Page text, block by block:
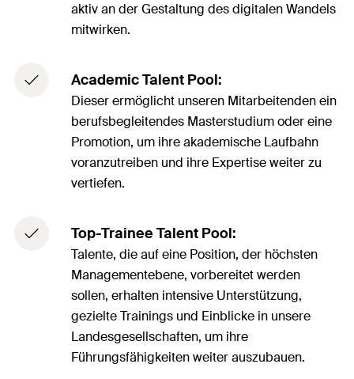
aktiv an der Gestaltung des digitalen Wandels
mitwirken.
Academic Talent Pool:
Dieser ermöglicht unseren Mitarbeitenden ein
berufsbegleitendes Masterstudium oder eine
Promotion, um ihre akademische Laufbahn
voranzutreiben und ihre Expertise weiter zu
vertiefen.
Top-Trainee Talent Pool:
Talente, die auf eine Position, der höchsten
Managementebene, vorbereitet werden
sollen, erhalten intensive Unterstützung,
gezielte Trainings und Einblicke in unsere
Landesgesellschaften, um ihre
Führungsfähigkeiten weiter auszubauen.